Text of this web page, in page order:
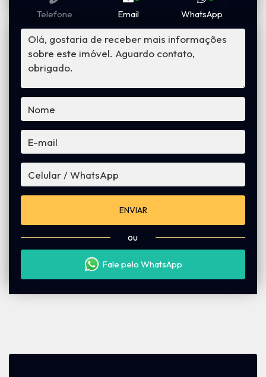
Telefone Email WhatsApp
ENVIAR
ou
Fale pelo WhatsApp